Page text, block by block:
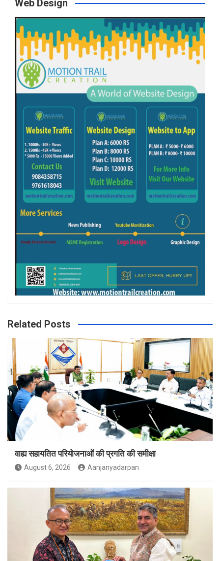
Web Design
Related Posts
वाह्य सहायतित परियोजनाओं की प्रगति की समीक्षा
August 6, 2026 Aanjanyadarpan